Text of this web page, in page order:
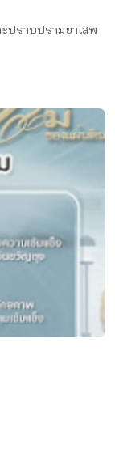
ราบปรามยาเสพ